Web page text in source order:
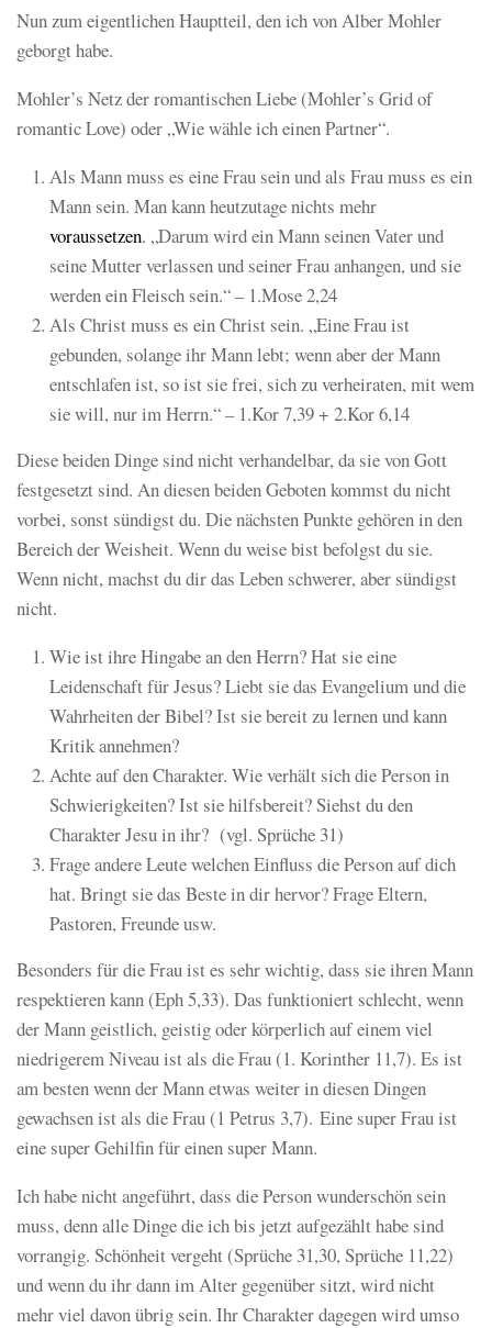
Nun zum eigentlichen Hauptteil, den ich von Alber Mohler
geborgt habe.
Mohler’s Netz der romantischen Liebe (Mohler’s Grid of
romantic Love) oder „Wie wähle ich einen Partner“.
Als Mann muss es eine Frau sein und als Frau muss es ein
Mann sein. Man kann heutzutage nichts mehr
voraussetzen. „Darum wird ein Mann seinen Vater und
seine Mutter verlassen und seiner Frau anhangen, und sie
werden ein Fleisch sein.“ – 1.Mose 2,24
Als Christ muss es ein Christ sein. „Eine Frau ist
gebunden, solange ihr Mann lebt; wenn aber der Mann
entschlafen ist, so ist sie frei, sich zu verheiraten, mit wem
sie will, nur im Herrn.“ – 1.Kor 7,39 + 2.Kor 6,14
Diese beiden Dinge sind nicht verhandelbar, da sie von Gott
festgesetzt sind. An diesen beiden Geboten kommst du nicht
vorbei, sonst sündigst du. Die nächsten Punkte gehören in den
Bereich der Weisheit. Wenn du weise bist befolgst du sie.
Wenn nicht, machst du dir das Leben schwerer, aber sündigst
nicht.
Wie ist ihre Hingabe an den Herrn? Hat sie eine
Leidenschaft für Jesus? Liebt sie das Evangelium und die
Wahrheiten der Bibel? Ist sie bereit zu lernen und kann
Kritik annehmen?
Achte auf den Charakter. Wie verhält sich die Person in
Schwierigkeiten? Ist sie hilfsbereit? Siehst du den
Charakter Jesu in ihr? (vgl. Sprüche 31)
Frage andere Leute welchen Einfluss die Person auf dich
hat. Bringt sie das Beste in dir hervor? Frage Eltern,
Pastoren, Freunde usw.
Besonders für die Frau ist es sehr wichtig, dass sie ihren Mann
respektieren kann (Eph 5,33). Das funktioniert schlecht, wenn
der Mann geistlich, geistig oder körperlich auf einem viel
niedrigerem Niveau ist als die Frau (1. Korinther 11,7). Es ist
am besten wenn der Mann etwas weiter in diesen Dingen
gewachsen ist als die Frau (1 Petrus 3,7). Eine super Frau ist
eine super Gehilfin für einen super Mann.
Ich habe nicht angeführt, dass die Person wunderschön sein
muss, denn alle Dinge die ich bis jetzt aufgezählt habe sind
vorrangig. Schönheit vergeht (Sprüche 31,30, Sprüche 11,22)
und wenn du ihr dann im Alter gegenüber sitzt, wird nicht
mehr viel davon übrig sein. Ihr Charakter dagegen wird umso